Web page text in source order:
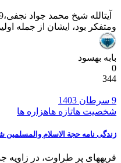
ومتفکر بود، ایشان از جمله
بابه بهسود
0
344
9 سرطان 1403
شخصیت هاتازه هاهزاره ها
زندگی نامه حجة الاسلام
قریه­های پر طراوت، در